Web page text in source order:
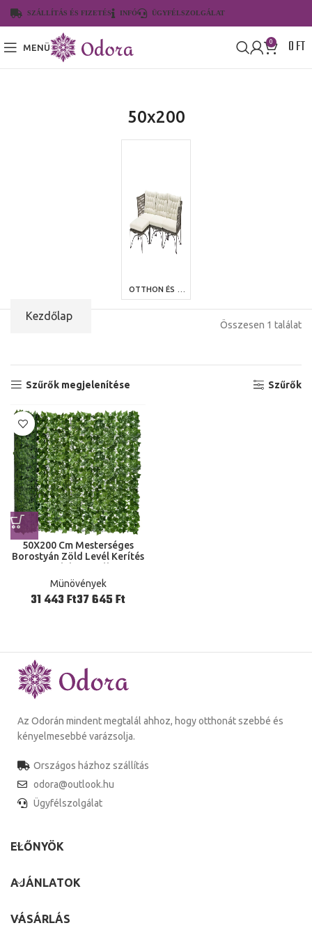
SZÁLLÍTÁS ÉS FIZETÉS INFÓ ÜGYFÉLSZOLGÁLAT
MENÜ
0 0FT
50x200
Kezdőlap
Összesen 1 találat
Szűrők megjelenítése Szűrők
50X200 Cm Mesterséges
Borostyán Zöld Levél Kerítés
Magánszemélyek Képernyő
Otthon Külsejű Kerti Erkély
Dekoráció
Münövények
Ft Ft
Az Odorán mindent megtalál ahhoz, hogy otthonát szebbé és
kényelmesebbé varázsolja.
Országos házhoz szállítás
odora@outlook.hu
Ügyfélszolgálat
ELŐNYÖK
AJÁNLATOK
VÁSÁRLÁS